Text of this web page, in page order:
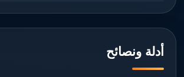
أدلة ونصائح